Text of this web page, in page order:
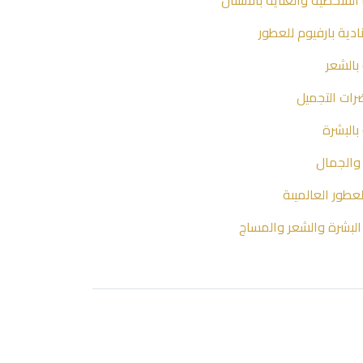
بارفيوم للعطور
بالشعر
التجميل
بالبشرة
العالميىة
والشعر والمساج